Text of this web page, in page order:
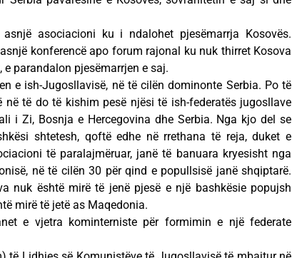
asociacioni ku i ndalohet pjesëmarrja Kosovës.
konferencë apo forum rajonal ku nuk thirret Kosova
parandalon pjesëmarrjen e saj.
e ish-Jugosllavisë, në të cilën dominonte Serbia. Po të
në të do të kishim pesë njësi të ish-federatës jugosllave
i Zi, Bosnja e Hercegovina dhe Serbia. Nga kjo del se
shtetesh, qoftë edhe në rrethana të reja, duket e
të paralajmëruar, janë të banuara kryesisht nga
në të cilën 30 për qind e popullsisë janë shqiptarë.
nuk është mirë të jenë pjesë e një bashkësie popujsh
mirë të jetë as Maqedonia.
e vjetra kominterniste për formimin e një federate